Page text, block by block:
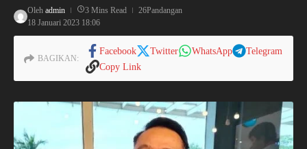
Oleh admin 3 Mins Read
26Pandangan
18 Januari 2023 18:06
BAGIKAN:
Facebook Twitter WhatsApp
Telegram
Copy Link